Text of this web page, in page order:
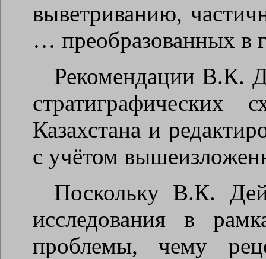
выветриванию,
… преобразованных в
Рекомендации В.К.
Казахстана и
с учётом
Поскольку В.К.
исследования в
проблемы, чему